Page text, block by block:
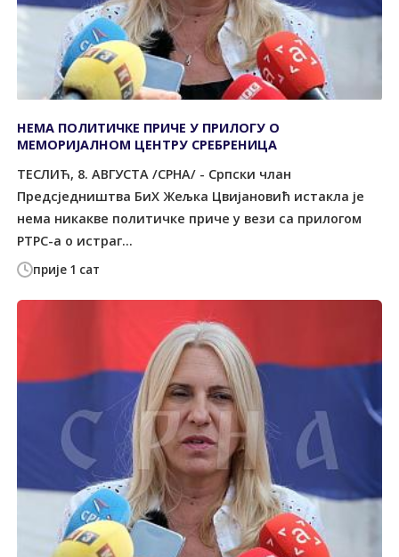
прије 1 сат
НЕМА ПОЛИТИЧКЕ ПРИЧЕ У ПРИЛОГУ О
МЕМОРИЈАЛНОМ ЦЕНТРУ СРЕБРЕНИЦА
ТЕСЛИЋ, 8. АВГУСТА /СРНА/ - Српски члан
Предсједништва БиХ Жељка Цвијановић истакла је
нема никакве политичке приче у вези са прилогом
РТРС-а о истраг...